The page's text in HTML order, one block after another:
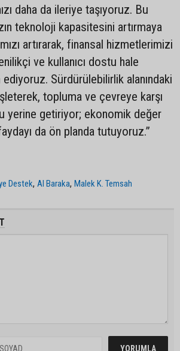
daha da ileriye taşıyoruz. Bu
teknoloji kapasitesini artırmaya
artırarak, finansal hizmetlerimizi
ve kullanıcı dostu hale
Sürdürülebilirlik alanındaki
topluma ve çevreye karşı
yerine getiriyor; ekonomik değer
da ön planda tutuyoruz.”
Destek, Al Baraka,Malek K. Temsah